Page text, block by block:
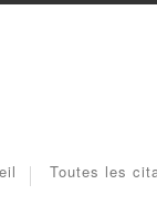
Toutes les